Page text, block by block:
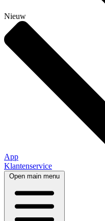
Nieuw
App
Klantenservice
Open main menu